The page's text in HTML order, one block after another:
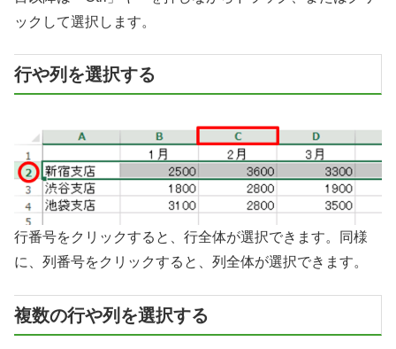
ックして選択します。
行や列を選択する
行番号をクリックすると、行全体が選択できます。同様
に、列番号をクリックすると、列全体が選択できます。
複数の行や列を選択する